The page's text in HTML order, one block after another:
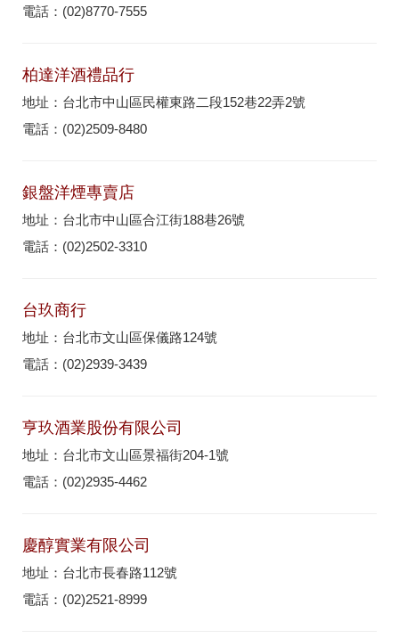
電話：(02)8770-7555
柏達洋酒禮品行
地址：台北市中山區民權東路二段152巷22弄2號
電話：(02)2509-8480
銀盤洋煙專賣店
地址：台北市中山區合江街188巷26號
電話：(02)2502-3310
台玖商行
地址：台北市文山區保儀路124號
電話：(02)2939-3439
亨玖酒業股份有限公司
地址：台北市文山區景福街204-1號
電話：(02)2935-4462
慶醇實業有限公司
地址：台北市長春路112號
電話：(02)2521-8999